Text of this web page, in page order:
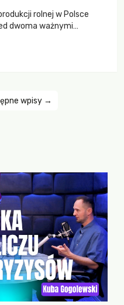
rolnej w Polsce
dwoma ważnymi
Wymagać to będzie
wpisy →